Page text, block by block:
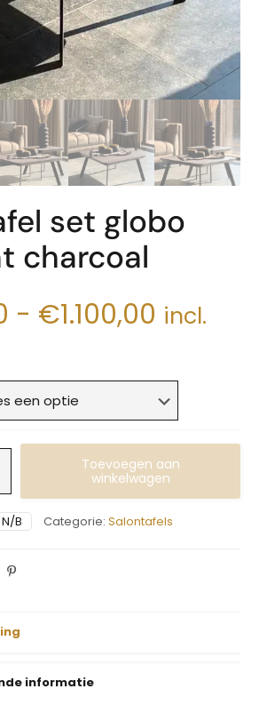
set globo
charcoal
- €1.100,00 incl.
Toevoegen aan
winkelwagen
N/B Categorie: Salontafels
informatie